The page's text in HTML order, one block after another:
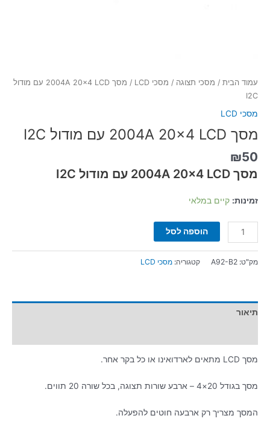
עמוד הבית / מסכי תצוגה / מסכי LCD
/ מסך 2004A 20×4 LCD עם מודול
I2C
מסכי LCD
מסך 2004A 20×4 LCD עם מודול I2C
₪50
מסך 2004A 20×4 LCD עם מודול I2C
זמינות: קיים במלאי
הוספה לסל
מק"ט: A92-B2 קטגוריה: מסכי LCD
תיאור
מסך LCD מתאים לארדואינו או כל בקר אחר.
מסך בגודל 20×4 – ארבע שורות תצוגה, בכל שורה 20 תווים.
המסך מצריך רק ארבעה חוטים להפעלה.